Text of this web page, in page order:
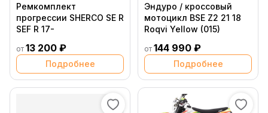
Ремкомплект
прогрессии SHERCO SE R
SEF R 17-
от 13 200 ₽
Подробнее
Эндуро / кроссовый
мотоцикл BSE Z2 21 18
Roqvi Yellow (015)
от 144 990 ₽
Подробнее